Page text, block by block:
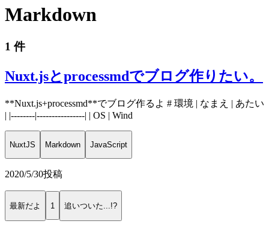
Markdown
1 件
Nuxt.jsとprocessmdでブログ作りたい。
**Nuxt.js+processmd**でブログ作るよ # 環境 | なまえ | あたい
| |--------|----------------| | OS | Wind
NuxtJS Markdown JavaScript
2020/5/30投稿
最新だよ 1 追いついた...!?